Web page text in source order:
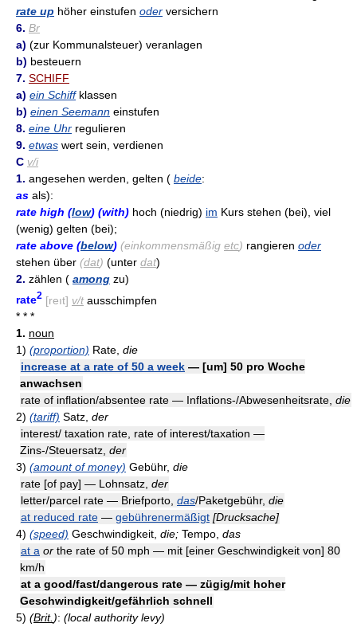
rate up höher einstufen oder versichern
6. Br
a) (zur Kommunalsteuer) veranlagen
b) besteuern
7. SCHIFF
a) ein Schiffklassen
b) einen Seemann einstufen
8. eine Uhr regulieren
9. etwas wert sein, verdienen
C v/i
1. angesehen werden, gelten ( beide:
as als):
rate high (low) (with) hoch (niedrig) im Kurs stehen (bei), viel
(wenig) gelten (bei);
rate above (below) (einkommensmäßig etc) rangieren oder
stehen über (dat) (unter dat)
2. zählen ( among zu)
rate2 [reıt] v/t ausschimpfen
* * *
1. noun
1) (proportion) Rate, die
increase at a rate of 50 a week — [um] 50 pro Woche
anwachsen
rate of inflation/absentee rate — Inflations-/Abwesenheitsrate, die
2) (tariff) Satz, der
interest/ taxation rate, rate of interest/taxation —
Zins-/Steuersatz, der
3) (amount of money) Gebühr, die
rate [of pay] — Lohnsatz, der
letter/parcel rate — Briefporto, das/Paketgebühr, die
at reduced rate — gebührenermäßigt [Drucksache]
4) (speed) Geschwindigkeit, die; Tempo, das
at a or the rate of 50 mph — mit [einer Geschwindigkeit von] 80
km/h
at a good/fast/dangerous rate — zügig/mit hoher
Geschwindigkeit/gefährlich schnell
5) (Brit.): (local authority levy)